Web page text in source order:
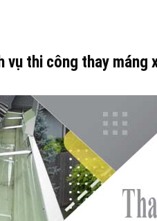
vụ thi công thay máng